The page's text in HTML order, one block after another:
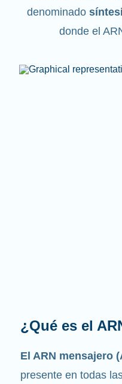
denominado
donde el
¿Cuál es la
Como su nombre